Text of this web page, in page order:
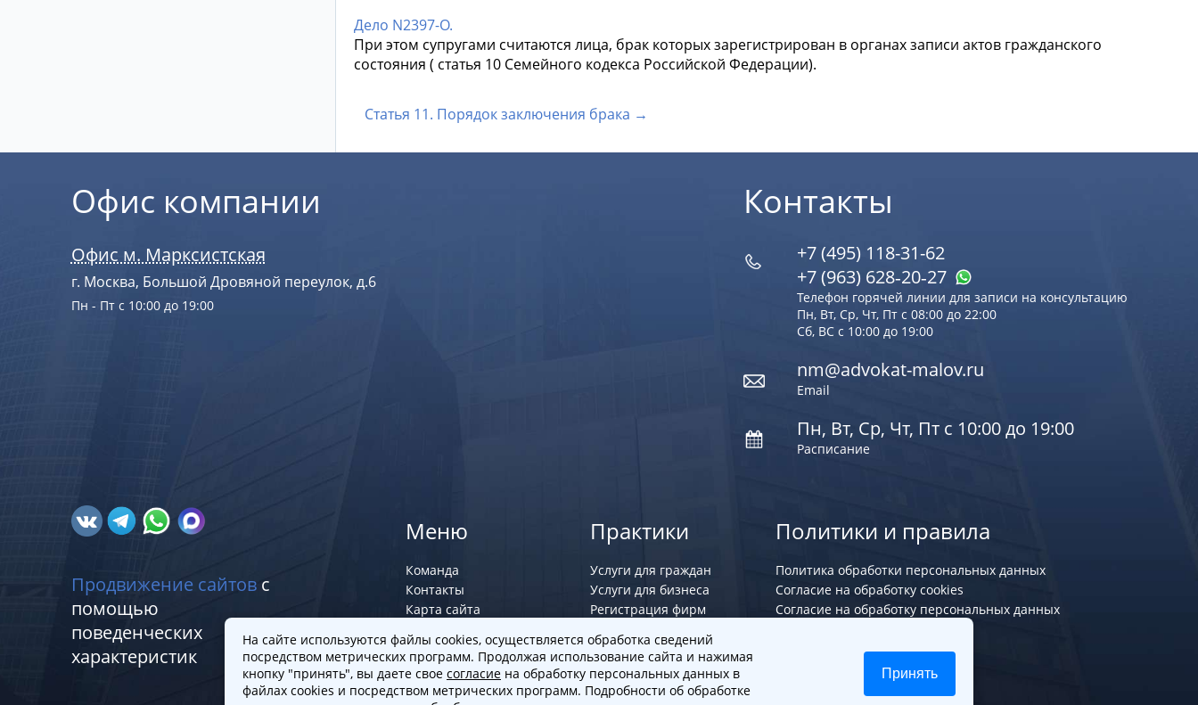
Дело N2397-О.
При этом супругами считаются лица, брак которых зарегистрирован в органах записи актов гражданского
состояния ( статья 10 Семейного кодекса Российской Федерации).
Статья 11. Порядок заключения брака →
Офис компании
Офис м. Марксистская
г. Москва, Большой Дровяной переулок, д.6
Пн - Пт с 10:00 до 19:00
Контакты
+7 (495) 118-31-62
+7 (963) 628‑20‑27
Телефон горячей линии для записи на консультацию
Пн, Вт, Ср, Чт, Пт с 08:00 до 22:00
Сб, ВС с 10:00 до 19:00
nm@advokat-malov.ru
Email
Пн, Вт, Ср, Чт, Пт с 10:00 до 19:00
Расписание
Продвижение сайтовс
помощью
поведенческих
характеристик
Меню
Команда
Контакты
Карта сайта
Практики
Услуги для граждан
Услуги для бизнеса
Регистрация фирм
делам
Политики и правила
Политика обработки персональных данных
Согласие на обработку cookies
Согласие на обработку персональных данных
На сайте используются файлы cookies, осуществляется обработка сведений
посредством метрических программ. Продолжая использование сайта и нажимая
кнопку "принять", вы даете свое согласие на обработку персональных данных в
файлах cookies и посредством метрических программ. Подробности об обработке
Принять